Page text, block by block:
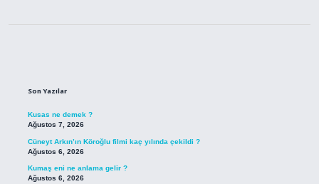
Son Yazılar
Kusas ne demek ?
Ağustos 7, 2026
Cüneyt Arkın’ın Köroğlu filmi kaç yılında çekildi ?
Ağustos 6, 2026
Kumaş eni ne anlama gelir ?
Ağustos 6, 2026